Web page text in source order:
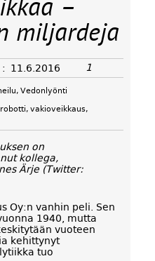
–
miljardeja
11.6.2016 1
,Vedonlyönti
robotti,vakioveikkaus,
on
kollega,
Ärje (Twitter:
Oy:n vanhin peli. Sen
1940, mutta
vuoteen
kehittynyt
tuo